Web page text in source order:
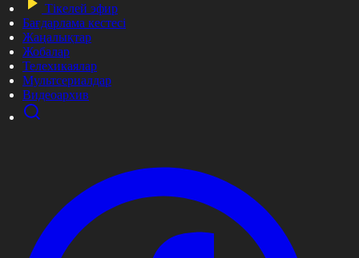
Тікелей эфир
Бағдарлама кестесі
Жаңалықтар
Жобалар
Телехикаялар
Мультсериалдар
Видеоархив